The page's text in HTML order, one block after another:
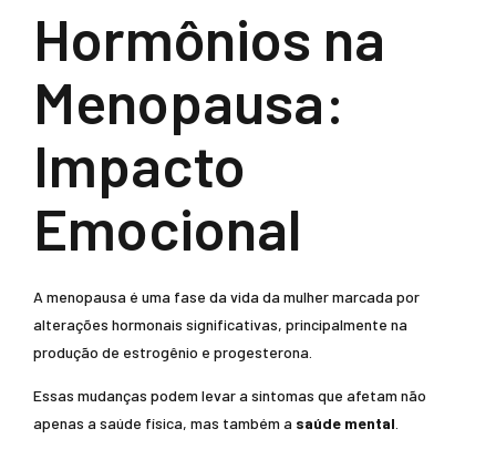
Hormônios na
Menopausa:
Impacto
Emocional
A menopausa é uma fase da vida da mulher marcada por
alterações hormonais significativas, principalmente na
produção de estrogênio e progesterona.
Essas mudanças podem levar a sintomas que afetam não
apenas a saúde física, mas também a saúde mental